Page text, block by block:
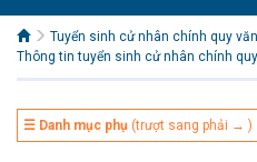
Tuyển sinh cử nhân chính quy
Thông tin tuyển sinh cử nhân chính
☰ Danh mục phụ (trượt sang phải → )